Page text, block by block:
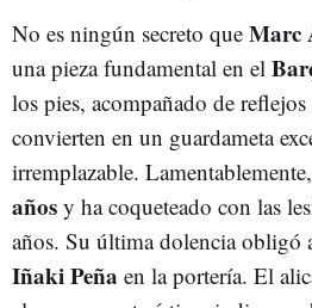
No es ningún secreto que Marc
una pieza fundamental en el
los pies, acompañado de
convierten en un guardameta
irremplazable.
años y ha coqueteado con las
años. Su última dolencia obligó
Iñaki Peña en la portería. El